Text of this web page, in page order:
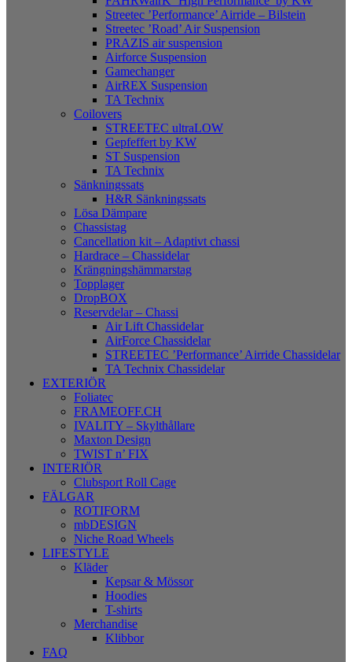
Streetec ’Performance’ Airride – Bilstein
Streetec ’Road’ Air Suspension
PRAZIS air suspension
Airforce Suspension
Gamechanger
AirREX Suspension
TA Technix
Coilovers
STREETEC ultraLOW
Gepfeffert by KW
ST Suspension
TA Technix
Sänkningssats
H&R Sänkningssats
Lösa Dämpare
Chassistag
Cancellation kit – Adaptivt chassi
Hardrace – Chassidelar
Krängningshämmarstag
Topplager
DropBOX
Reservdelar – Chassi
Air Lift Chassidelar
AirForce Chassidelar
STREETEC ’Performance’ Airride Chassidelar
TA Technix Chassidelar
EXTERIÖR
Foliatec
FRAMEOFF.CH
IVALITY – Skylthållare
Maxton Design
TWIST n’ FIX
INTERIÖR
Clubsport Roll Cage
FÄLGAR
ROTIFORM
mbDESIGN
Niche Road Wheels
LIFESTYLE
Kläder
Kepsar & Mössor
Hoodies
T-shirts
Merchandise
Klibbor
FAQ